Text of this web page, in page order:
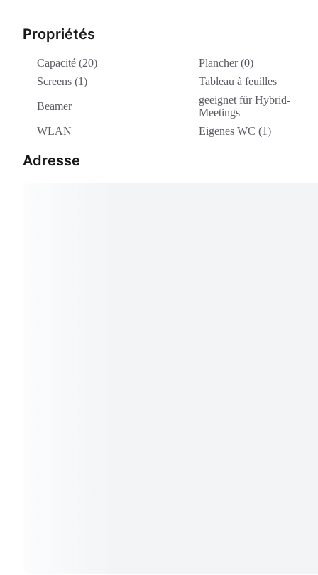
Propriétés
Capacité (20)
Plancher (0)
Screens (1)
Tableau à feuilles
Beamer
geeignet für Hybrid-
Meetings
WLAN
Eigenes WC (1)
Adresse
Mathilde a.m. Vormittag - until 2p.m.
5 heures
Mathilde WOCHENENDE FR abend bis SO abend
500,00 €
Mathilde Nachmittag - after 1p.m.
5 heures
200,00 €